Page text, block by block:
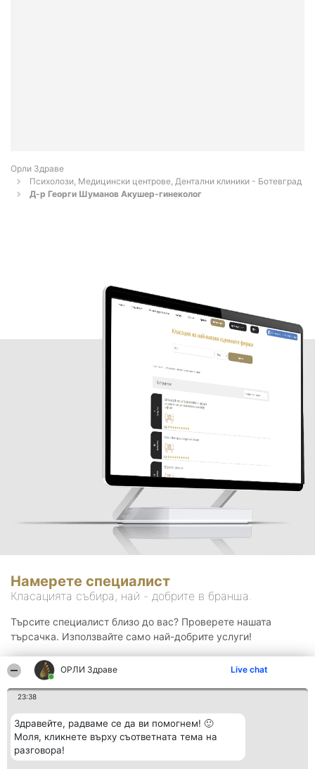
ОРЛИ Здраве Live chat
23:38
Здравейте, радваме се да ви помогнем! 🙂
Моля, кликнете върху съответната тема на
разговора!
Орли Здраве
Психолози, Медицински центрове, Дентални клиники - Ботевград
Д-р Георги Шуманов Акушер-гинеколог
Намерете специалист
Класацията събира, най - добрите в бранша.
Търсите специалист близо до вас? Проверете нашата
търсачка. Използвайте само най-добрите услуги!